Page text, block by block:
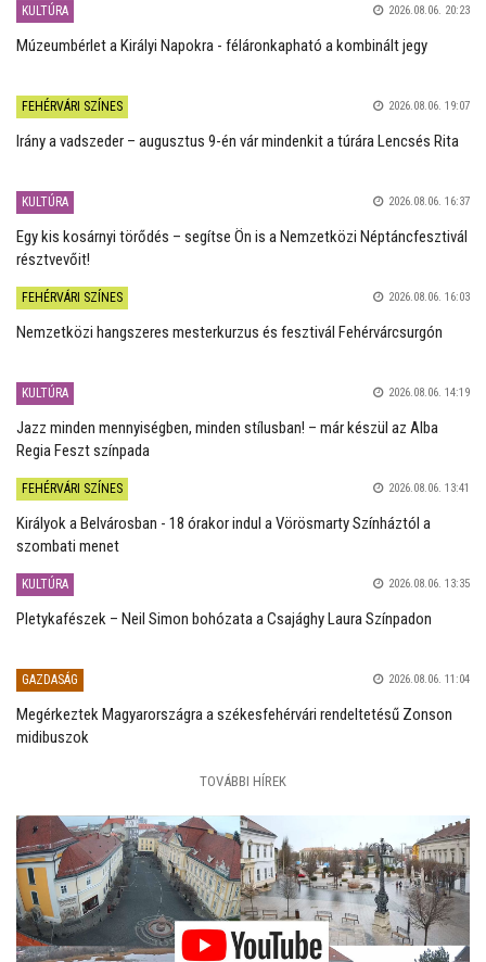
KULTÚRA 2026.08.06. 20:23
Múzeumbérlet a Királyi Napokra - féláronkapható a kombinált jegy
FEHÉRVÁRI SZÍNES 2026.08.06. 19:07
Irány a vadszeder – augusztus 9-én vár mindenkit a túrára Lencsés Rita
KULTÚRA 2026.08.06. 16:37
Egy kis kosárnyi törődés – segítse Ön is a Nemzetközi Néptáncfesztivál
résztvevőit!
FEHÉRVÁRI SZÍNES 2026.08.06. 16:03
Nemzetközi hangszeres mesterkurzus és fesztivál Fehérvárcsurgón
KULTÚRA 2026.08.06. 14:19
Jazz minden mennyiségben, minden stílusban! – már készül az Alba
Regia Feszt színpada
FEHÉRVÁRI SZÍNES 2026.08.06. 13:41
Királyok a Belvárosban - 18 órakor indul a Vörösmarty Színháztól a
szombati menet
KULTÚRA 2026.08.06. 13:35
Pletykafészek – Neil Simon bohózata a Csajághy Laura Színpadon
GAZDASÁG 2026.08.06. 11:04
Megérkeztek Magyarországra a székesfehérvári rendeltetésű Zonson
midibuszok
TOVÁBBI HÍREK